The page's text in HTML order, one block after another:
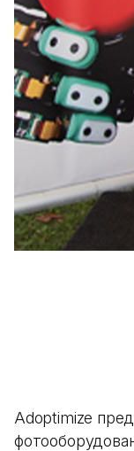
Adoptimize